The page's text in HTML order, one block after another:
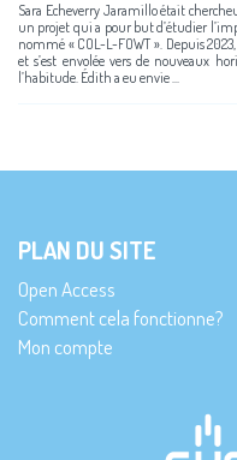
Sara Echeverry Jaramillo était
un projet qui a pour but d’étudier
nommé « COL-L-FOWT ». Depuis 2023,
et s’est envolée vers de nouveaux
l’habitude. Édith a eu envie ...
PLAN DU SITE
Open Access
Comment cela fonctionne?
Mon compte